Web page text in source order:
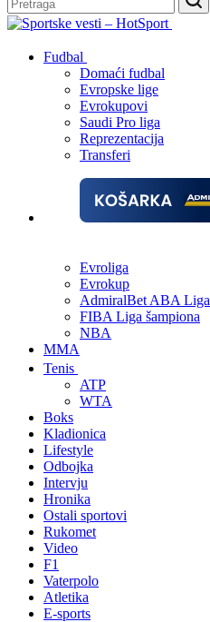
Fudbal
Domaći fudbal
Evropske lige
Evrokupovi
Saudi Pro liga
Reprezentacija
Transferi
Evroliga
Evrokup
AdmiralBet ABA Liga
FIBA Liga šampiona
NBA
MMA
Tenis
ATP
WTA
Boks
Kladionica
Lifestyle
Odbojka
Intervju
Hronika
Ostali sportovi
Rukomet
Video
F1
Vaterpolo
Atletika
E-sports